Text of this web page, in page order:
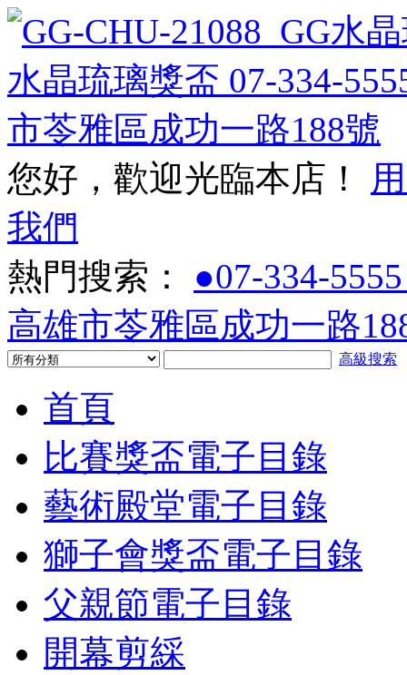
您好，歡迎光臨本店！
我們
熱門搜索： ●07-334-
高雄市苓雅區成功一路
高級搜索
首頁
比賽獎盃電子目錄
藝術殿堂電子目錄
獅子會獎盃電子目錄
父親節電子目錄
開幕剪綵